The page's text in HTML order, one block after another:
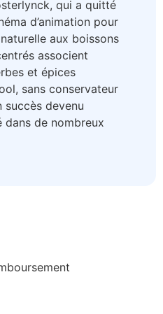
qui a quitté
d’animation pour
aux boissons
associent
et épices
sans conservateur
devenu
de nombreux